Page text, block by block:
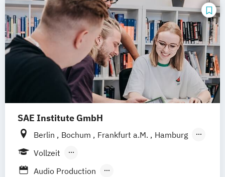
SAE Institute GmbH
Berlin Bochum Frankfurt a.M.
Hamburg
Köln
Leipzig
Vollzeit
Berufsbegleitendes Präsenzstudium
Audio Production